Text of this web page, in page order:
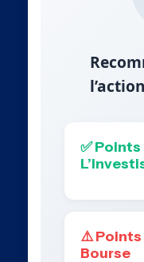
✅
⚠️ Points
Bourse